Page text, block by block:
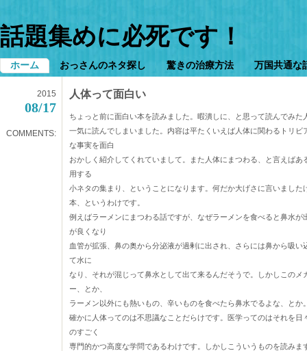
話題集めに必死です！
ホーム おっさんのネタ探し 驚きの治療方法 万国共通な
2015
08/17
COMMENTS:
人体って面白い
ちょっと前に面白い本を読みました。暇潰しに、と思って読んでみ
一気に読んでしまいました。内容は平たくいえば人体に関わるトリ
な事実を面白
おかしく紹介してくれていまして。また人体にまつわる、と言えば
用する
小ネタの集まり、ということになります。何だか大げさに言いまし
本、というわけです。
例えばラーメンにまつわる話ですが、なぜラーメンを食べると鼻水
が良くなり
血管が拡張、鼻の奥から分泌液が過剰に出され、さらには鼻から吸
て水に
なり、それが混じって鼻水として出て来るんだそうで。しかしこの
ー、とか、
ラーメン以外にも熱いもの、辛いものを食べたら鼻水でるよな、と
確かに人体ってのは不思議なことだらけです。医学ってのはそれを
のすごく
専門的かつ高度な学問であるわけです。しかしこういうものを読み